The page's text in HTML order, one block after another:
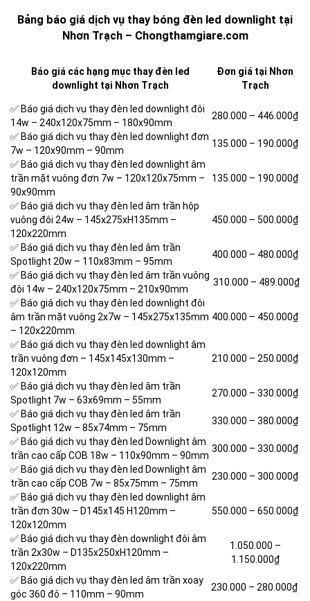
Bảng báo giá dịch vụ thay bóng đèn led downlight tại
Nhơn Trạch – Chongthamgiare.com
Báo giá các hạng mục thay đèn led
downlight tại Nhơn Trạch
Đơn giá tại Nhơn
Trạch
✅ Báo giá dịch vụ thay đèn led downlight đôi
14w – 240x120x75mm – 180x90mm
280.000 – 446.000₫
✅ Báo giá dịch vụ thay đèn led downlight đơn
7w – 120x90mm – 90mm
135.000 – 190.000₫
✅ Báo giá dịch vụ thay đèn led downlight âm
trần mặt vuông đơn 7w – 120x120x75mm –
90x90mm
135.000 – 190.000₫
✅ Báo giá dịch vụ thay đèn led âm trần hộp
vuông đôi 24w – 145x275xH135mm –
120x220mm
450.000 – 500.000₫
✅ Báo giá dịch vụ thay đèn led âm trần
Spotlight 20w – 110x83mm – 95mm
400.000 – 480.000₫
✅ Báo giá dịch vụ thay đèn led âm trần vuông
đôi 14w – 240x120x75mm – 210x90mm
310.000 – 489.000₫
✅ Báo giá dịch vụ thay đèn led downlight đôi
âm trần mặt vuông 2x7w – 145x275x135mm
– 120x220mm
400.000 – 450.000₫
✅ Báo giá dịch vụ thay đèn led downlight âm
trần vuông đơn – 145x145x130mm –
120x120mm
210.000 – 250.000₫
✅ Báo giá dịch vụ thay đèn led âm trần
Spotlight 7w – 63x69mm – 55mm
270.000 – 330.000₫
✅ Báo giá dịch vụ thay đèn led âm trần
Spotlight 12w – 85x74mm – 75mm
330.000 – 380.000₫
✅ Báo giá dịch vụ thay đèn led Downlight âm
trần cao cấp COB 18w – 110x90mm – 90mm
300.000 – 330.000₫
✅ Báo giá dịch vụ thay đèn led Downlight âm
trần cao cấp COB 7w – 85x75mm – 75mm
230.000 – 300.000₫
✅ Báo giá dịch vụ thay đèn led downlight âm
trần đơn 30w – D145x145 H120mm –
120x120mm
550.000 – 650.000₫
✅ Báo giá dịch vụ thay đèn downlight đôi âm
trần 2x30w – D135x250xH120mm –
120x220mm
1.050.000 –
1.150.000₫
✅ Báo giá dịch vụ thay đèn led âm trần xoay
góc 360 độ – 110mm – 90mm
230.000 – 280.000₫